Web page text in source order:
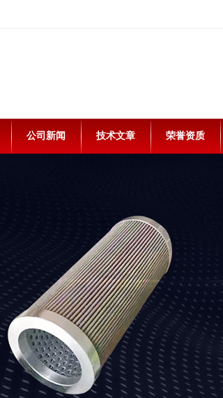
公司新闻 技术文章 荣誉资质